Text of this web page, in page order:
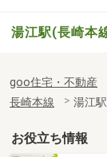
湯江駅(長崎本
goo住宅・不動産
長崎本線
湯江
お役立ち情報